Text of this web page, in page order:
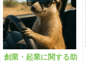
創業・起業に関する助